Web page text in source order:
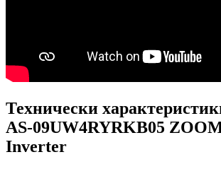
Технически
AS-09UW4RYRKB05
Inverter